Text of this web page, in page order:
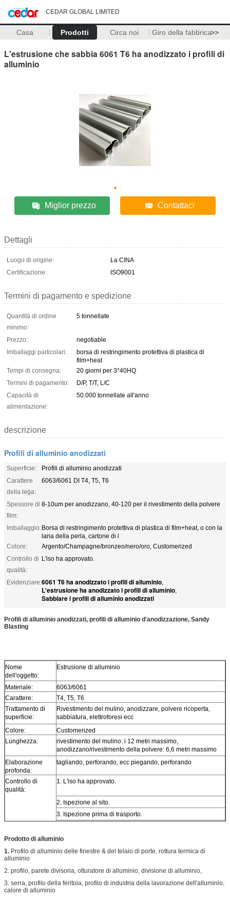
CEDAR GLOBAL LIMITED
Casa Prodotti Circa noi Giro della fabbrica>>
L'estrusione che sabbia 6061 T6 ha anodizzato i profili di
alluminio
Miglior prezzo Contattaci
Dettagli
Luogo di origine:
La CINA
Certificazione:
ISO9001
Termini di pagamento e spedizione
Quantità di ordine
minimo:
5 tonnellate
Prezzo:
negotiable
Imballaggi particolari:
borsa di restringimento protettiva di plastica di
film+heat
Tempi di consegna:
20 giorni per 3*40HQ
Termini di pagamento:
D/P, T/T, L/C
Capacità di
alimentazione:
50.000 tonnellate all'anno
descrizione
Profili di alluminio anodizzati
Superficie:
Profili di alluminio anodizzati
Carattere
della lega:
6063/6061 DI T4, T5, T6
Spessore di
film:
8-10um per anodizzano, 40-120 per il rivestimento della polvere
Imballaggio:Borsa di restringimento protettiva di plastica di film+heat, o con la
lana della perla, cartone di l
Colore:
Argento/Champagne/bronzeo/nero/oro, Customerized
Controllo di
qualità:
L'iso ha approvato.
Evidenziare:6061 T6 ha anodizzato i profili di alluminio,
L'estrusione ha anodizzato i profili di alluminio,
Sabbiare i profili di alluminio anodizzati
Profili di alluminio anodizzati, profili di alluminio d'anodizzazione, Sandy
Blasting
Nome
dell'oggetto:
Estrusione di alluminio
Materiale:
6063/6061
Carattere:
T4, T5, T6
Trattamento di
superficie:
Rivestimento del mulino, anodizzare, polvere ricoperta,
sabbiatura, elettroforesi ecc
Colore:
Customerized
Lunghezza:
rivestimento del mulino: i 12 metri massimo,
anodizzano/rivestimento della polvere: 6,6 metri massimo
Elaborazione
profonda:
tagliando, perforando, ecc piegando, perforando
Controllo di
qualità:
1. L'iso ha approvato.
2. Ispezione al sito.
3. Ispezione prima di trasporto.
Prodotto di alluminio
1. Profilo di alluminio delle finestre & del telaio di porte, rottura termica di
alluminio
2. profilo, parete divisoria, otturatore di alluminio, divisione di alluminio,
3. serra, profilo della feritoia, profilo di industria della lavorazione dell'alluminio,
calore di alluminio